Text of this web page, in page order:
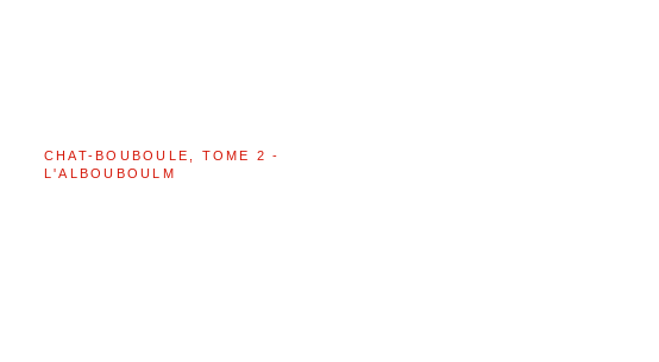
CHAT-BOUBOULE, TOME 2 -
L'ALBOUBOULM